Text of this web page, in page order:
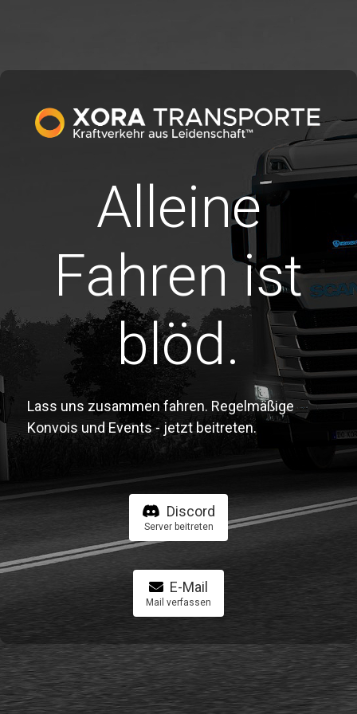
Alleine
Fahren ist
blöd.
Lass uns zusammen fahren. Regelmäßige
Konvois und Events - jetzt beitreten.
Discord
Server beitreten
E-Mail
Mail verfassen